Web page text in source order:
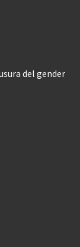
del gender